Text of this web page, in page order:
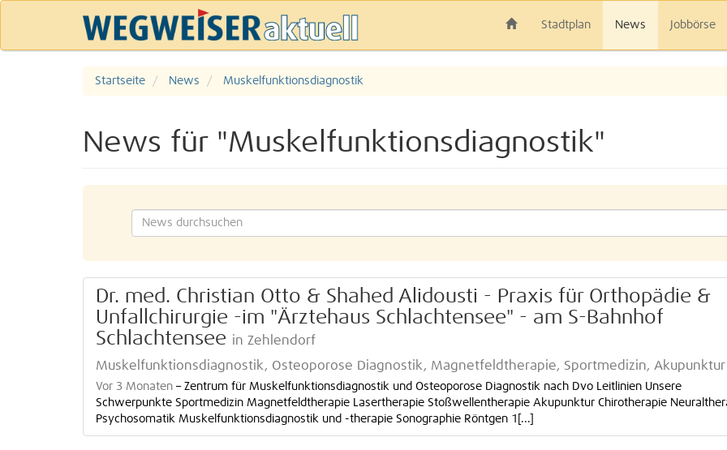
Stadtplan News Jobbörse
Startseite News Muskelfunktionsdiagnostik
News für "Muskelfunktionsdiagnostik"
Dr. med. Christian Otto & Shahed Alidousti - Praxis für Orthopädie &
Unfallchirurgie -im "Ärztehaus Schlachtensee" - am S-Bahnhof
Schlachtensee in Zehlendorf
Muskelfunktionsdiagnostik, Osteoporose Diagnostik, Magnetfeldtherapie, Sportmedizin, Akupunktur
Vor 3 Monaten – Zentrum für Muskelfunktionsdiagnostik und Osteoporose Diagnostik nach Dvo Leitlinien Unsere
Schwerpunkte Sportmedizin Magnetfeldtherapie Lasertherapie Stoßwellentherapie Akupunktur Chirotherapie
Psychosomatik Muskelfunktionsdiagnostik und -therapie Sonographie Röntgen 1[...]